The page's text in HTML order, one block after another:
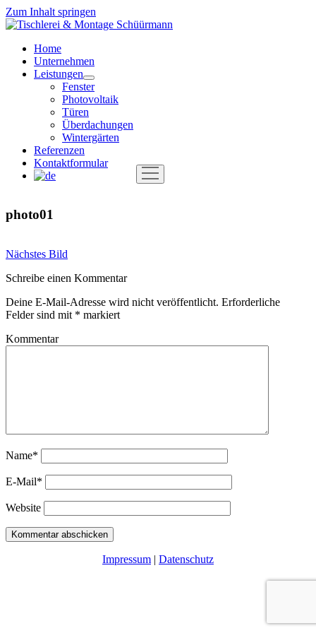
Zum Inhalt springen
Tischlerei
Montage
Schüürmann
Home
Unternehmen
Leistungen
Menü
öffnen
Fenster
Photovoltaik
Türen
Überdachungen
Wintergärten
Referenzen
Kontaktformular
Menü
öffnen
photo01
Nächstes Bild
Schreibe einen Kommentar
Deine E-Mail-Adresse wird nicht veröffentlicht. Erforderliche
Felder sind mit * markiert
Kommentar
Name*
E-Mail*
Website
Impressum | Datenschutz